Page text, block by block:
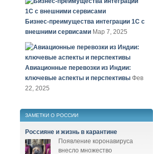
Бизнес-преимущества интеграции 1С с
внешними сервисами Мар 7, 2025
Авиационные перевозки из Индии:
ключевые аспекты и перспективы Фев
22, 2025
ЗАМЕТКИ О РОССИИ
Россияне и жизнь в карантине
Появление коронавируса
внесло множество